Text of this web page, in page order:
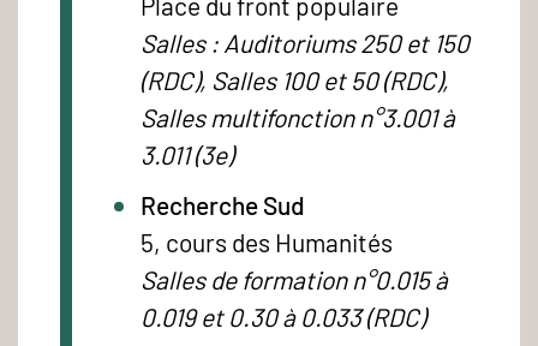
Salles : Auditoriums 250 et 150
(RDC), Salles 100 et 50 (RDC),
Salles multifonction n°3.001 à
3.011 (3e)
Recherche Sud
5, cours des Humanités
Salles de formation n°0.015 à
0.019 et 0.30 à 0.033 (RDC)